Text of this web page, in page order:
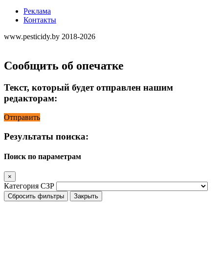
Реклама
Контакты
www.pesticidy.by 2018-2026
Сообщить об опечатке
Текст, который будет отправлен нашим
редакторам:
Отправить
Результаты поиска:
Поиск по параметрам
×
Категория СЗР
Сбросить фильтры Закрыть